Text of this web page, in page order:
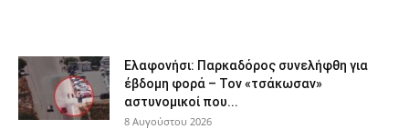
Ελαφονήσι: Παρκαδόρος συνελήφθη για
έβδομη φορά – Τον «τσάκωσαν»
αστυνομικοί που...
8 Αυγούστου 2026